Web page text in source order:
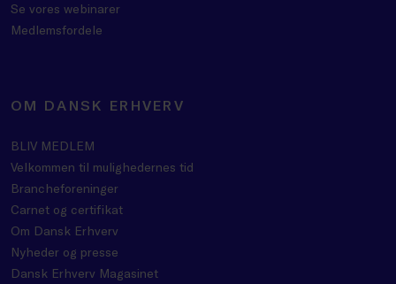
Se vores webinarer
Medlemsfordele
OM DANSK ERHVERV
BLIV MEDLEM
Velkommen til mulighedernes tid
Brancheforeninger
Carnet og certifikat
Om Dansk Erhverv
Nyheder og presse
Dansk Erhverv Magasinet